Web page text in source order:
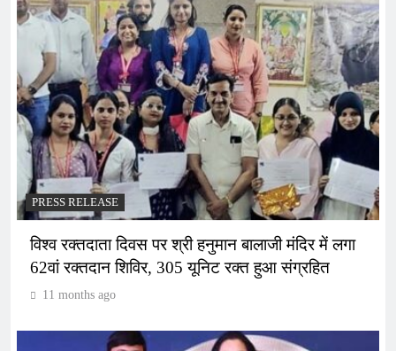
PRESS RELEASE
विश्व रक्तदाता दिवस पर श्री हनुमान बालाजी मंदिर में लगा
62वां रक्तदान शिविर, 305 यूनिट रक्त हुआ संग्रहित
11 months ago